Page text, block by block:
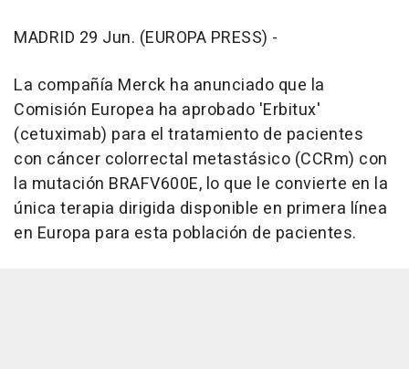
MADRID 29 Jun. (EUROPA PRESS) -
La compañía Merck ha anunciado que la
Comisión Europea ha aprobado 'Erbitux'
(cetuximab) para el tratamiento de pacientes
con cáncer colorrectal metastásico (CCRm) con
la mutación BRAFV600E, lo que le convierte en la
única terapia dirigida disponible en primera línea
en Europa para esta población de pacientes.